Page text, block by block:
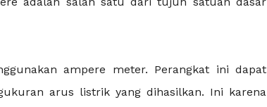
ampere meter. Perangkat ini dapat
arus listrik yang dihasilkan. Ini karena